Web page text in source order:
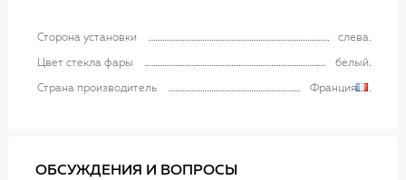
Сторона установки слева
Цвет стекла фары белый
Страна производитель Франция
ОБСУЖДЕНИЯ И ВОПРОСЫ